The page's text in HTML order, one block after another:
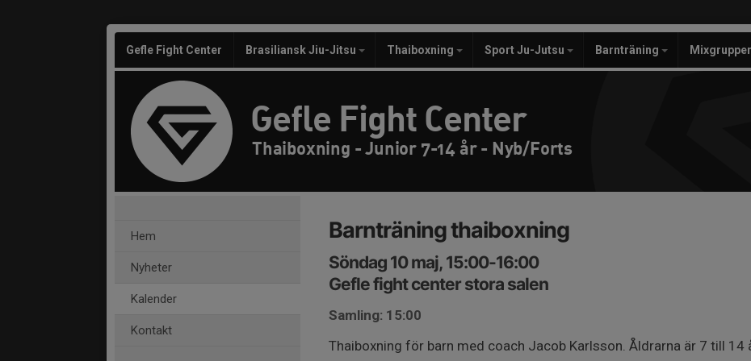
Gefle Fight Center Brasiliansk Jiu-Jitsu Thaiboxning Sport Ju-Jutsu Barnträning Mixgrupper
Gefle Fight Center
Thaiboxning - Junior 7-14 år - Nyb/Forts
Hem
Nyheter
Kalender
Kontakt
Barnträning thaiboxning
Söndag 10 maj, 15:00-16:00
Gefle fight center stora salen
Samling: 15:00
Thaiboxning för barn med coach Jacob Karlsson. Åldrarna är 7 till 14